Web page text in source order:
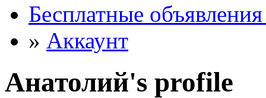
Бесплатные
» Аккаунт
Анатолий's profile